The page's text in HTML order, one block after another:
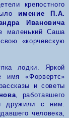
крепостного
имение
П.А.
Ивановича
маленький Саша
«корчевскую
лодки. Яркой
имя «Форвертс»
и советы
, работавшего
дружили с ним.
человека,